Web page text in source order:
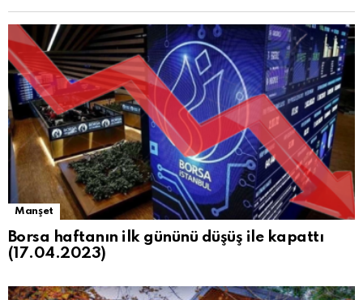
Manşet
Borsa haftanın ilk gününü düşüş ile kapattı
(17.04.2023)